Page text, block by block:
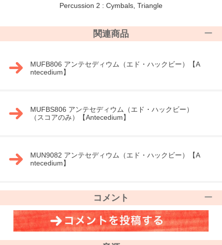
Percussion 2 : Cymbals, Triangle
関連商品
MUFB806 アンテセディウム（エド・ハックビー）【A
ntecedium】
MUFBS806 アンテセディウム（エド・ハックビー）
（スコアのみ）【Antecedium】
MUN9082 アンテセディウム（エド・ハックビー）【A
ntecedium】
コメント